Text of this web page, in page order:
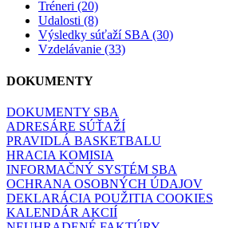
Tréneri (20)
Udalosti (8)
Výsledky súťaží SBA (30)
Vzdelávanie (33)
DOKUMENTY
DOKUMENTY SBA
ADRESÁRE SÚŤAŽÍ
PRAVIDLÁ BASKETBALU
HRACIA KOMISIA
INFORMAČNÝ SYSTÉM SBA
OCHRANA OSOBNÝCH ÚDAJOV
DEKLARÁCIA POUŽITIA COOKIES
KALENDÁR AKCIÍ